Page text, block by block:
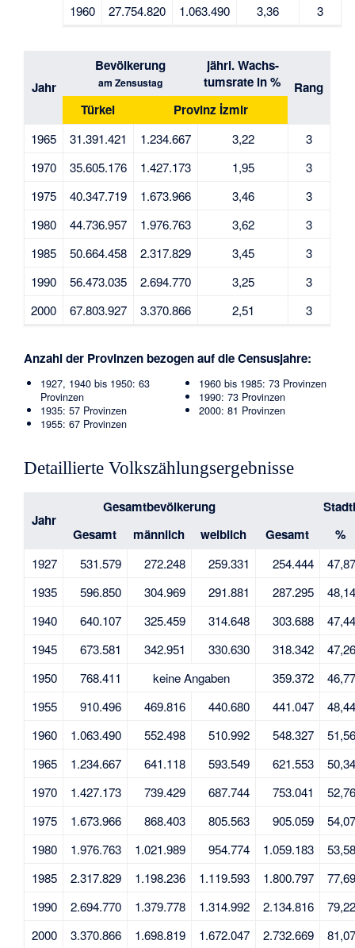
1960 27.754.820 1.063.490 3,36 3
Jahr
Bevölkerung
am Zensustag
jährl. Wachs-
tumsrate in %
Rang
Türkei
Provinz İzmir
1965 31.391.421 1.234.667 3,22
3
1970
35.605.176 1.427.173 1,95
3
1975
40.347.719 1.673.966 3,46
3
1980
44.736.957 1.976.763 3,62
3
1985
50.664.458 2.317.829 3,45
3
1990
56.473.035 2.694.770 3,25
3
2000
67.803.927 3.370.866 2,51 3
Anzahl der Provinzen bezogen auf die Censusjahre:
1927, 1940 bis 1950: 63
Provinzen
1935: 57 Provinzen
1955: 67 Provinzen
1960 bis 1985: 73 Provinzen
1990: 73 Provinzen
2000: 81 Provinzen
Detaillierte Volkszählungsergebnisse
Jahr
Gesamtbevölkerung
Gesamt
männlich weiblich Gesamt %
1927 531.579 272.248 259.331 254.444
47,87
1935
596.850 304.969 291.881 287.295
48,14
1940
640.107 325.459 314.648 303.688
47,44
1945
673.581 342.951 330.630 318.342
47,26
1950
768.411 keine Angaben 359.372
46,77
1955
910.496 469.816 440.680 441.047
48,44
1960
1.063.490 552.498 510.992 548.327
51,56
1965
1.234.667 641.118 593.549 621.553
50,34
1970
1.427.173 739.429 687.744 753.041
52,76
1975
1.673.966 868.403 805.563 905.059
54,07
1980
1.976.763 1.021.989 954.774 1.059.183
53,58
1985
2.317.829 1.198.236 1.119.593 1.800.797
77,69
1990
2.694.770 1.379.778 1.314.992 2.134.816
79,22
2000
3.370.866 1.698.819 1.672.047 2.732.669
81,07